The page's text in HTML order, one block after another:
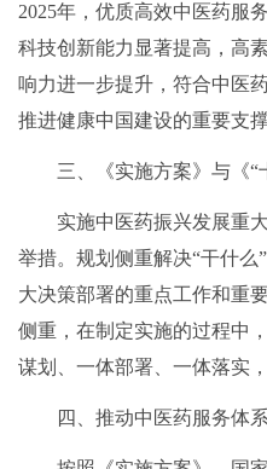
2025年，优质高效中医药服
科技创新能力显著提高，高
响力进一步提升，符合中医
推进健康中国建设的重要支撑
三、《实施方案》与《
实施中医药振兴发展重
举措。规划侧重解决“干什
大决策部署的重点工作和重
侧重，在制定实施的过程中
谋划、一体部署、一体落实
四、推动中医药服务体